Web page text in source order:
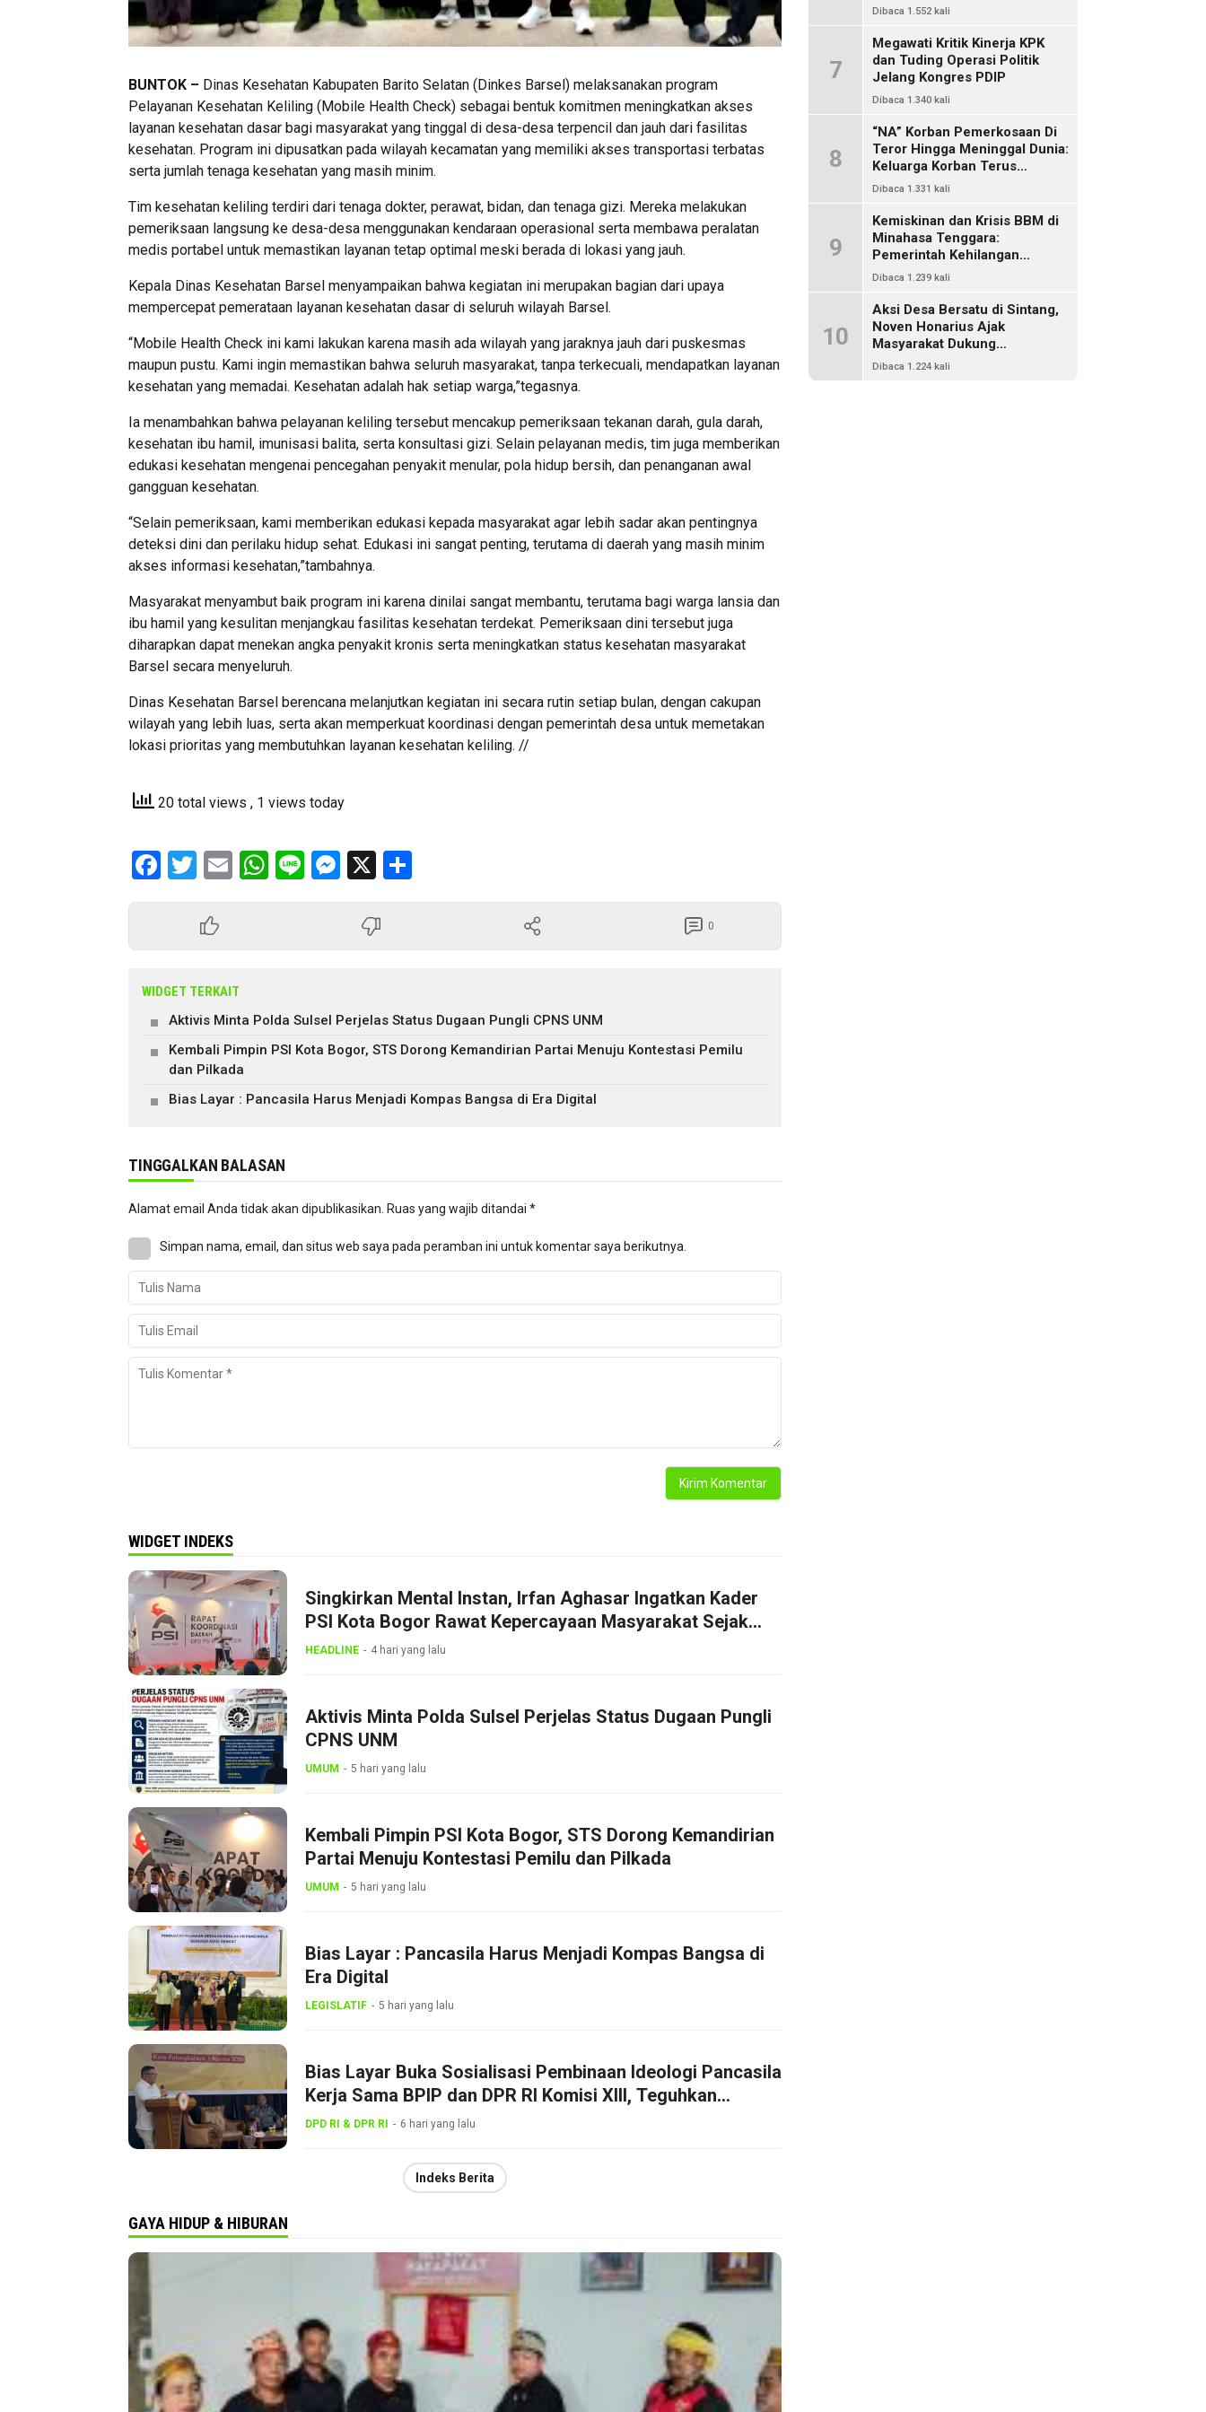
BUNTOK – Dinas Kesehatan Kabupaten Barito Selatan (Dinkes Barsel) melaksanakan program
Pelayanan Kesehatan Keliling (Mobile Health Check) sebagai bentuk komitmen meningkatkan akses
layanan kesehatan dasar bagi masyarakat yang tinggal di desa-desa terpencil dan jauh dari fasilitas
kesehatan. Program ini dipusatkan pada wilayah kecamatan yang memiliki akses transportasi terbatas
serta jumlah tenaga kesehatan yang masih minim.
Tim kesehatan keliling terdiri dari tenaga dokter, perawat, bidan, dan tenaga gizi. Mereka melakukan
pemeriksaan langsung ke desa-desa menggunakan kendaraan operasional serta membawa peralatan
medis portabel untuk memastikan layanan tetap optimal meski berada di lokasi yang jauh.
Kepala Dinas Kesehatan Barsel menyampaikan bahwa kegiatan ini merupakan bagian dari upaya
mempercepat pemerataan layanan kesehatan dasar di seluruh wilayah Barsel.
“Mobile Health Check ini kami lakukan karena masih ada wilayah yang jaraknya jauh dari puskesmas
maupun pustu. Kami ingin memastikan bahwa seluruh masyarakat, tanpa terkecuali, mendapatkan layanan
kesehatan yang memadai. Kesehatan adalah hak setiap warga,”tegasnya.
Ia menambahkan bahwa pelayanan keliling tersebut mencakup pemeriksaan tekanan darah, gula darah,
kesehatan ibu hamil, imunisasi balita, serta konsultasi gizi. Selain pelayanan medis, tim juga memberikan
edukasi kesehatan mengenai pencegahan penyakit menular, pola hidup bersih, dan penanganan awal
gangguan kesehatan.
“Selain pemeriksaan, kami memberikan edukasi kepada masyarakat agar lebih sadar akan pentingnya
deteksi dini dan perilaku hidup sehat. Edukasi ini sangat penting, terutama di daerah yang masih minim
akses informasi kesehatan,”tambahnya.
Masyarakat menyambut baik program ini karena dinilai sangat membantu, terutama bagi warga lansia dan
ibu hamil yang kesulitan menjangkau fasilitas kesehatan terdekat. Pemeriksaan dini tersebut juga
diharapkan dapat menekan angka penyakit kronis serta meningkatkan status kesehatan masyarakat
Barsel secara menyeluruh.
Dinas Kesehatan Barsel berencana melanjutkan kegiatan ini secara rutin setiap bulan, dengan cakupan
wilayah yang lebih luas, serta akan memperkuat koordinasi dengan pemerintah desa untuk memetakan
lokasi prioritas yang membutuhkan layanan kesehatan keliling. //
20 total views , 1 views today
Facebook
Twitter
EmailWhatsApp
LineMessenger
X
0
WIDGET TERKAIT
Aktivis Minta Polda Sulsel Perjelas Status Dugaan Pungli CPNS UNM
Kembali Pimpin PSI Kota Bogor, STS Dorong Kemandirian Partai Menuju Kontestasi Pemilu
dan Pilkada
Bias Layar : Pancasila Harus Menjadi Kompas Bangsa di Era Digital
TINGGALKAN BALASAN
Alamat email Anda tidak akan dipublikasikan. Ruas yang wajib ditandai *
Simpan nama, email, dan situs web saya pada peramban ini untuk komentar saya berikutnya.
WIDGET INDEKS
Singkirkan Mental Instan, Irfan Aghasar Ingatkan Kader
PSI Kota Bogor Rawat Kepercayaan Masyarakat Sejak
Dini
HEADLINE 4 hari yang lalu
Aktivis Minta Polda Sulsel Perjelas Status Dugaan Pungli
CPNS UNM
UMUM 5 hari yang lalu
Kembali Pimpin PSI Kota Bogor, STS Dorong Kemandirian
Partai Menuju Kontestasi Pemilu dan Pilkada
UMUM 5 hari yang lalu
Bias Layar : Pancasila Harus Menjadi Kompas Bangsa di
Era Digital
LEGISLATIF 5 hari yang lalu
Bias Layar Buka Sosialisasi Pembinaan Ideologi Pancasila
Kerja Sama BPIP dan DPR RI Komisi XIII, Teguhkan
Gerakan Kebajikan Pancasila di Tengah Masyarakat
DPD RI & DPR RI 6 hari yang lalu
Indeks Berita
GAYA HIDUP & HIBURAN
Dikriminalisasi
Dibaca 1.552 kali
7
Megawati Kritik Kinerja KPK
dan Tuding Operasi Politik
Jelang Kongres PDIP
Dibaca 1.340 kali
8
“NA” Korban Pemerkosaan Di
Teror Hingga Meninggal Dunia:
Keluarga Korban Terus
Mencari Keadilan, Dimanakah
Dibaca 1.331 kali
9
Kemiskinan dan Krisis BBM di
Minahasa Tenggara:
Pemerintah Kehilangan
Kendali, DPRD Absen Dalam
Dibaca 1.239 kali
10
Aksi Desa Bersatu di Sintang,
Noven Honarius Ajak
Masyarakat Dukung
Pembebasan Kades Empanak
Dibaca 1.224 kali